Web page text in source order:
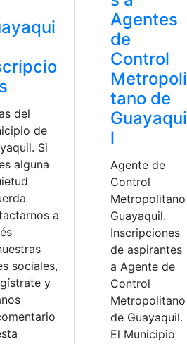
Municipio,Municipio de Guayaquil
del
de
Si
alguna
a
sociales,
y
Agentes
de
Control
Metropoli
tano de
Guayaqui
l
Agente de
Control
Metropolitano
Guayaquil.
Inscripciones
de aspirantes
a Agente de
Control
Metropolitano
de Guayaquil.
El Municipio